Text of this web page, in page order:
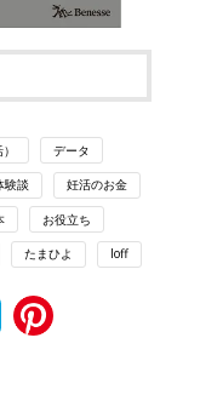
データ
験談 妊活のお金
お役立ち
たまひよ loff